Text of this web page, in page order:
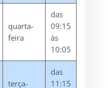
quarta-
feira
das
09:15
às
10:05
terça-
das
11:15